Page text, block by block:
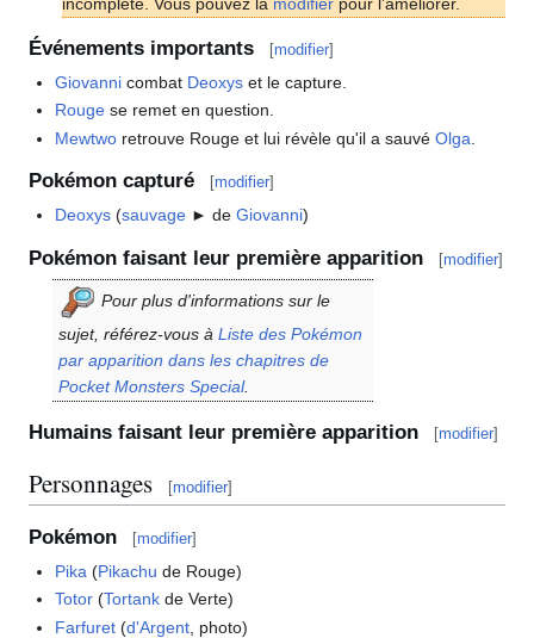
Événements importants [modifier]
Giovanni combat Deoxys et le capture.
Rouge se remet en question.
Mewtwo retrouve Rouge et lui révèle qu'il a sauvéOlga
Pokémon capturé [modifier]
Deoxys (sauvage ► deGiovanni)
Pokémon faisant leur première apparition [modifier]
Pour plus d'informations sur le
sujet, référez-vous à Liste des Pokémon
par apparition dans les chapitres de
Pocket Monsters Special.
Humains faisant leur première apparition [modifier]
Personnages [modifier]
Pokémon [modifier]
Pika (Pikachu de Rouge)
Totor (Tortank de Verte)
Farfuret (d'Argent , photo)